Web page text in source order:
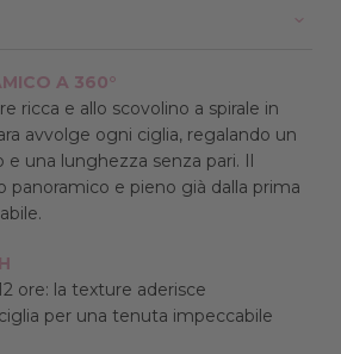
A 360°
ricca e allo scovolino a spirale in
avvolge ogni ciglia, regalando un
e una lunghezza senza pari. Il
e pieno già dalla prima
ore: la texture aderisce
per una tenuta impeccabile